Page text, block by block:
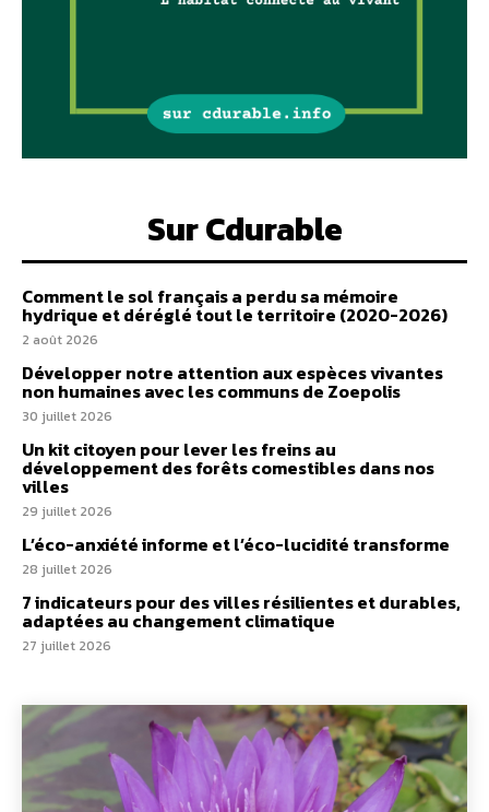
Sur Cdurable
Comment le sol français a perdu sa mémoire
hydrique et déréglé tout le territoire (2020-2026)
2 août 2026
Développer notre attention aux espèces vivantes
non humaines avec les communs de Zoepolis
30 juillet 2026
Un kit citoyen pour lever les freins au
développement des forêts comestibles dans nos
villes
29 juillet 2026
L’éco-anxiété informe et l’éco-lucidité transforme
28 juillet 2026
7 indicateurs pour des villes résilientes et durables,
adaptées au changement climatique
27 juillet 2026